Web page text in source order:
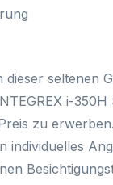
seltenen
i-350H
zu erwerben.
individuelles